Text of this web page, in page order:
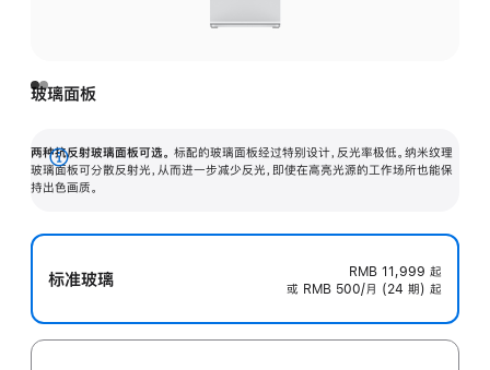
玻璃面板
两种抗反射玻璃面板可选。 标配的玻璃面板经过特别设计，反光率极低。纳米纹理
玻璃面板可分散反射光，从而进一步减少反光，即使在高亮光源的工作场所也能保
持出色画质。
展
开
标准玻璃 RMB 11,999 起
或 RMB 500/月 (24 期) 起